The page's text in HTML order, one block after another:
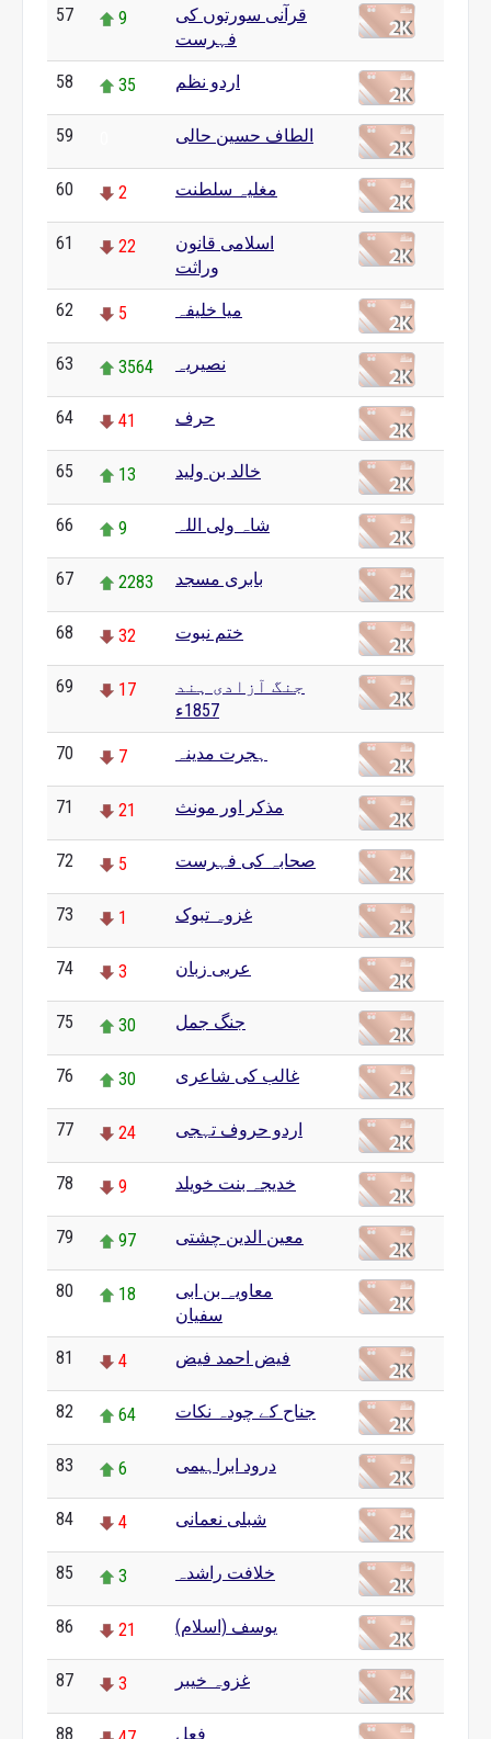
57 9
قرآنی سورتوں کی
فہرست
58 35 اردو نظم
59 الطاف حسین حالی
60 2 مغلیہ سلطنت
61 22
اسلامی قانون
وراثت
62 5 میا خلیفہ
63 3564 نصیریہ
64 41 حرف
65 13 خالد بن ولید
66 9 شاہ ولی اللہ
67 2283 بابری مسجد
68 32 ختم نبوت
69 17
جنگ آزادی ہند
1857ء
70 7 ہجرت مدینہ
71 21 مذکر اور مونث
72 5 صحابہ کی فہرست
73 1 غزوہ تبوک
74 3 عربی زبان
75 30 جنگ جمل
76 30 غالب کی شاعری
77 24 اردو حروف تہجی
78 9 خدیجہ بنت خویلد
79 97 معین الدین چشتی
80 18
معاویہ بن ابی
سفیان
81 4 فیض احمد فیض
82 64 جناح کے چودہ نکات
83 6 درود ابراہیمی
84 4 شبلی نعمانی
85 3 خلافت راشدہ
86 21 یوسف (اسلام)
87 3 غزوہ خیبر
88 فعل